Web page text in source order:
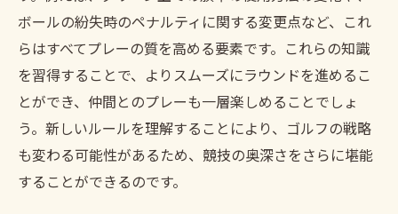
ルール変更がもたらすプレーの変化
新ルールでさらにエキサイティングなラウ
ンド
ゴルフプレーの質を高めるためのルール解説
質の高いプレーに必要なルールの知識
ゴルフのスキルアップに繋がるルール
プレーを左右する重要ルールの詳細
ボールの紛失時のペナルティに関する変更点など、これ
らはすべてプレーの質を高める要素です。これらの知識
を習得することで、よりスムーズにラウンドを進めるこ
とができ、仲間とのプレーも一層楽しめることでしょ
う。新しいルールを理解することにより、ゴルフの戦略
も変わる可能性があるため、競技の奥深さをさらに堪能
することができるのです。